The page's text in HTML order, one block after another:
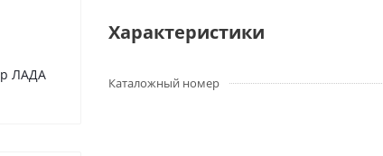
Характеристики
Каталожный номер
ЛАДА